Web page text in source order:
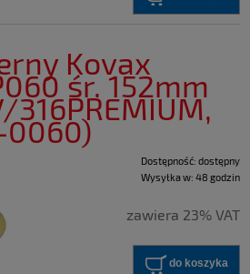
Kovax
śr. 152mm
316PREMIUM,
Dostępność: dostępny
Wysyłka w: 48 godzin
zawiera 23% VAT
do koszyka